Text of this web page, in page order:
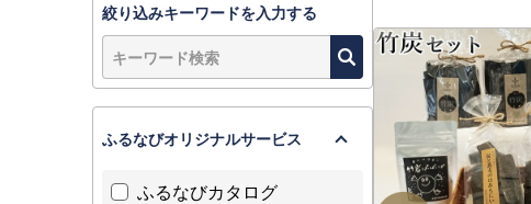
絞り込みキーワードを入力する
ふるなびオリジナルサービス
ふるなびカタログ